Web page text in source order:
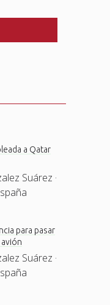
a Qatar
Suárez ·
para pasar
Suárez ·